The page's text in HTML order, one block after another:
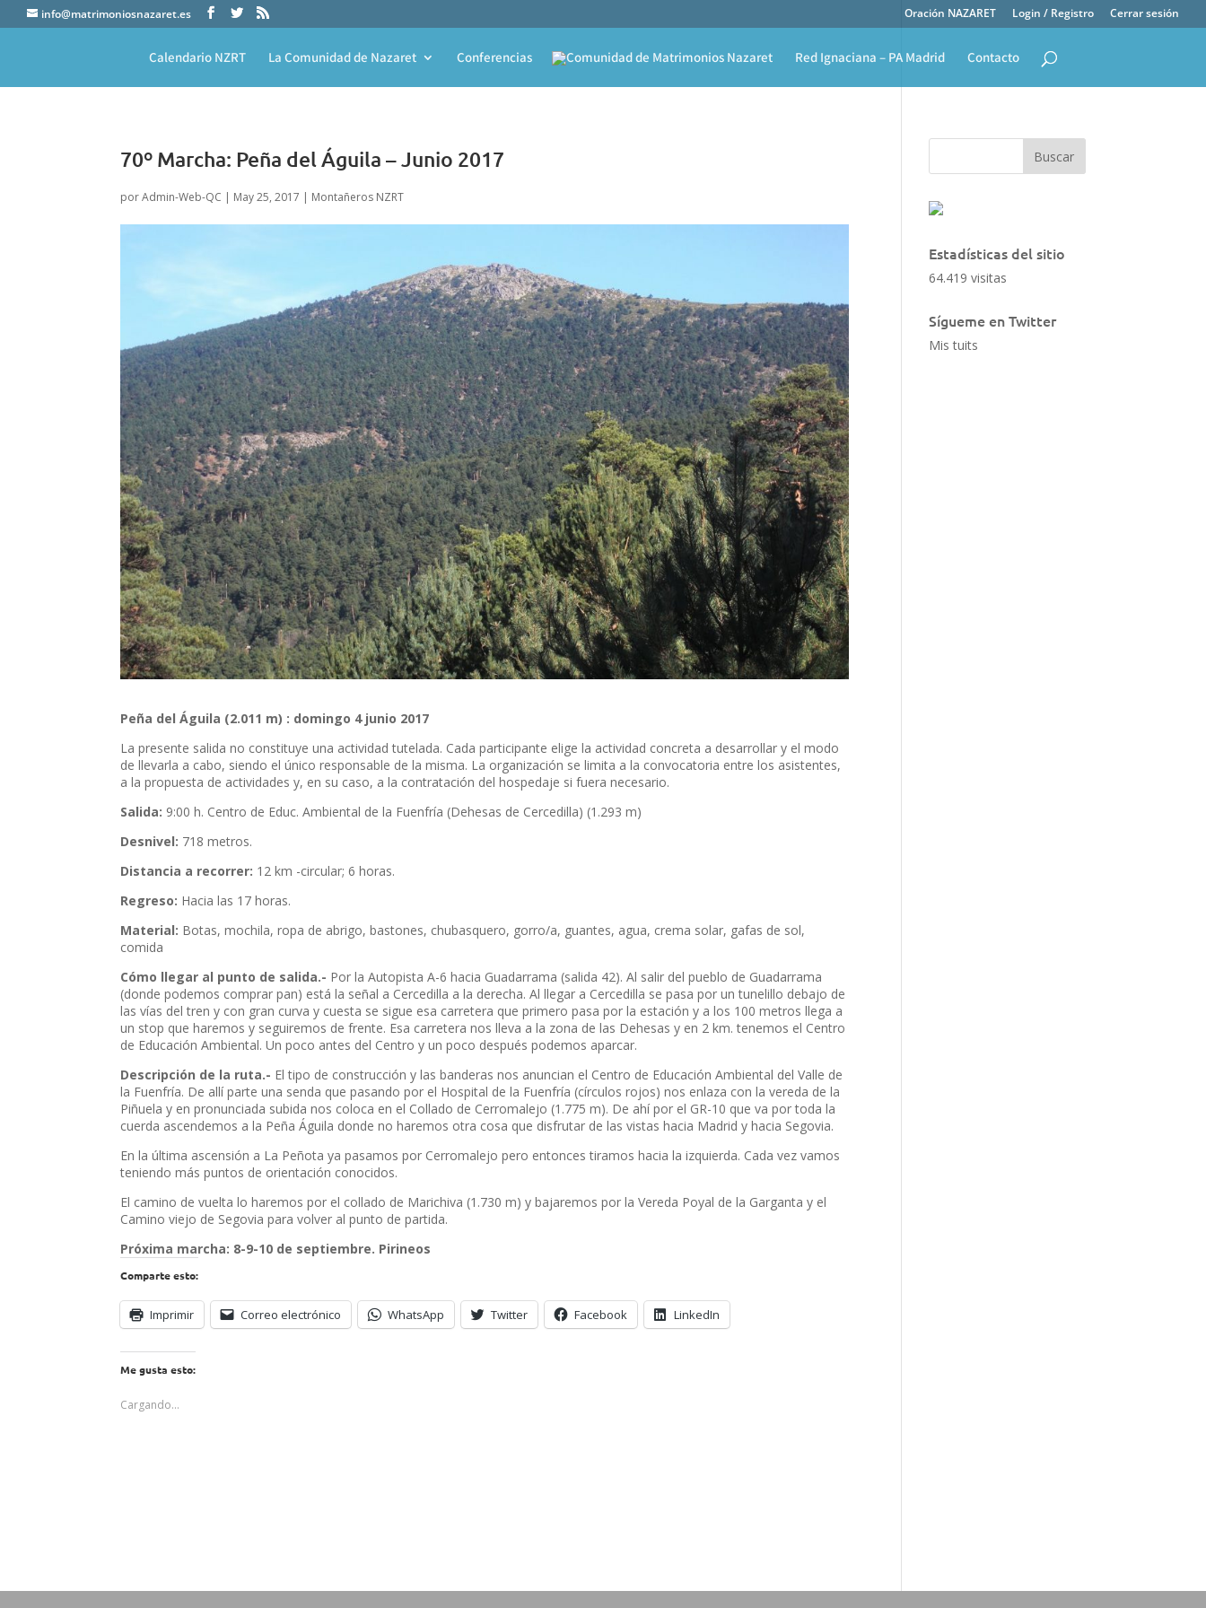
info@matrimoniosnazaret.es Oración NAZARET Login / Registro Cerrar sesión
Calendario NZRT La Comunidad de Nazaret Conferencias Red Ignaciana – PA Madrid Contacto
70º Marcha: Peña del Águila – Junio 2017
porAdmin-Web-QC | May 25, 2017 | Montañeros NZRT
Peña del Águila (2.011 m) : domingo 4 junio 2017
La presente salida no constituye una actividad tutelada. Cada participante elige la actividad concreta a desarrollar y el modo
de llevarla a cabo, siendo el único responsable de la misma. La organización se limita a la convocatoria entre los asistentes,
a la propuesta de actividades y, en su caso, a la contratación del hospedaje si fuera necesario.
Salida: 9:00 h. Centro de Educ. Ambiental de la Fuenfría (Dehesas de Cercedilla) (1.293 m)
Desnivel: 718 metros.
Distancia a recorrer: 12 km -circular; 6 horas.
Regreso: Hacia las 17 horas.
Material: Botas, mochila, ropa de abrigo, bastones, chubasquero, gorro/a, guantes, agua, crema solar, gafas de sol,
comida
Cómo llegar al punto de salida.- Por la Autopista A-6 hacia Guadarrama (salida 42). Al salir del pueblo de Guadarrama
(donde podemos comprar pan) está la señal a Cercedilla a la derecha. Al llegar a Cercedilla se pasa por un tunelillo debajo de
las vías del tren y con gran curva y cuesta se sigue esa carretera que primero pasa por la estación y a los 100 metros llega a
un stop que haremos y seguiremos de frente. Esa carretera nos lleva a la zona de las Dehesas y en 2 km. tenemos el Centro
de Educación Ambiental. Un poco antes del Centro y un poco después podemos aparcar.
Descripción de la ruta.- El tipo de construcción y las banderas nos anuncian el Centro de Educación Ambiental del Valle de
la Fuenfría. De allí parte una senda que pasando por el Hospital de la Fuenfría (círculos rojos) nos enlaza con la vereda de la
Piñuela y en pronunciada subida nos coloca en el Collado de Cerromalejo (1.775 m). De ahí por el GR-10 que va por toda la
cuerda ascendemos a la Peña Águila donde no haremos otra cosa que disfrutar de las vistas hacia Madrid y hacia Segovia.
En la última ascensión a La Peñota ya pasamos por Cerromalejo pero entonces tiramos hacia la izquierda. Cada vez vamos
teniendo más puntos de orientación conocidos.
El camino de vuelta lo haremos por el collado de Marichiva (1.730 m) y bajaremos por la Vereda Poyal de la Garganta y el
Camino viejo de Segovia para volver al punto de partida.
Próxima marcha: 8-9-10 de septiembre. Pirineos
Comparte esto:
Imprimir Correo electrónico WhatsApp Twitter Facebook LinkedIn
Me gusta esto:
Cargando...
Estadísticas del sitio
64.419 visitas
Sígueme en Twitter
Mis tuits